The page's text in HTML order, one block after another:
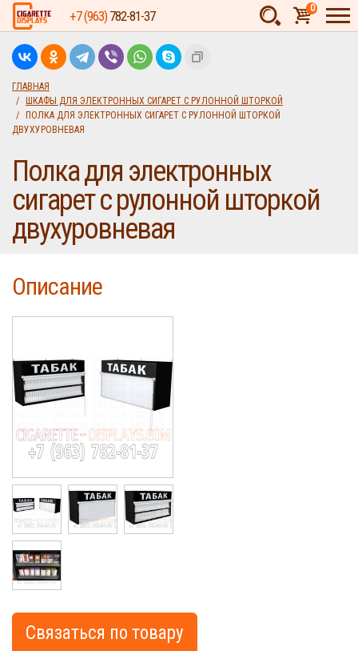
Cigarette
+7 (963)782-81-37 0
ГЛАВНАЯ
ШКАФЫ ДЛЯ ЭЛЕКТРОННЫХ СИГАРЕТ С РУЛОННОЙ ШТОРКОЙ
ПОЛКА ДЛЯ ЭЛЕКТРОННЫХ СИГАРЕТ С РУЛОННОЙ ШТОРКОЙ
ДВУХУРОВНЕВАЯ
Полка для электронных
сигарет с рулонной шторкой
двухуровневая
Описание
Связаться по товару